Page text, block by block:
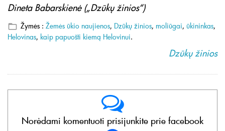
Dineta Babarskienė („Dzūkų žinios“)
Žymės : Žemės ūkio naujienos, Dzūkų žinios, moliūgai, ūkininkas,
Helovinas, kaip papuošti kiemą Helovinui.
Dzūkų žinios
Norėdami komentuoti prisijunkite prie facebook